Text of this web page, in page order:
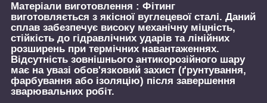
Матеріали виготовлення : Фітинг
виготовляється з якісної вуглецевої сталі. Даний
сплав забезпечує високу механічну міцність,
стійкість до гідравлічних ударів та лінійних
розширень при термічних навантаженнях.
Відсутність зовнішнього антикорозійного шару
має на увазі обов'язковий захист (ґрунтування,
фарбування або ізоляцію) після завершення
зварювальних робіт.